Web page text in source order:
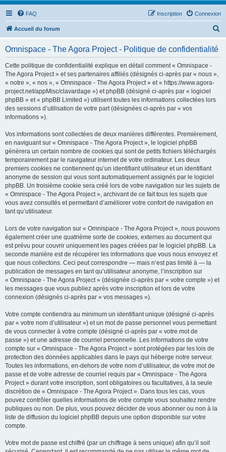
FAQ Connexion
Inscription
Accueil du forum
Omnispace - The Agora Project - Politique de confidentialité
Cette politique de confidentialité explique en détail comment « Omnispace -
The Agora Project » et ses partenaires affiliés (désignés ci-après par « nous »,
« notre », « nos », « Omnispace - The Agora Project » et « https://www.agora-
project.net/appMisc/clavardage ») et phpBB (désigné ci-après par « logiciel
phpBB » et « phpBB Limited ») utilisent toutes les informations collectées lors
des sessions d’utilisation de votre part (désignées ci-après par « vos
informations »).
Vos informations sont collectées de deux manières différentes. Premièrement,
en naviguant sur « Omnispace - The Agora Project », le logiciel phpBB
génèrera un certain nombre de cookies qui sont de petits fichiers téléchargés
temporairement par le navigateur internet de votre ordinateur. Les deux
premiers cookies ne contiennent qu’un identifiant utilisateur et un identifiant
anonyme de session qui vous sont automatiquement assignés par le logiciel
phpBB. Un troisième cookie sera créé lors de votre navigation sur les sujets de
« Omnispace - The Agora Project », archivant de ce fait tous les sujets que
vous avez consultés et permettant d’améliorer votre confort de navigation en
tant qu’utilisateur.
Lors de votre navigation sur « Omnispace - The Agora Project », nous pouvons
également créer une quatrième sorte de cookies, externes au document qui
est prévu pour couvrir uniquement les pages créées par le logiciel phpBB. La
seconde manière est de récupérer les informations que vous nous envoyez et
que nous collectons. Ceci peut correspondre — mais n’est pas limité à — la
publication de messages en tant qu’utilisateur anonyme, l’inscription sur
« Omnispace - The Agora Project » (désignée ci-après par « votre compte ») et
les messages que vous publiez après votre inscription et lors de votre
connexion (désignés ci-après par « vos messages »).
Votre compte contiendra au minimum un identifiant unique (désigné ci-après
par « votre nom d’utilisateur ») et un mot de passe personnel vous permettant
de vous connecter à votre compte (désigné ci-après par « votre mot de
passe ») et une adresse de courriel personnelle. Les informations de votre
compte sur « Omnispace - The Agora Project » sont protégées par les lois de
protection des données applicables dans le pays qui héberge notre serveur.
Toutes les informations, en-dehors de votre nom d’utilisateur, de votre mot de
passe et de votre adresse de courriel requis par « Omnispace - The Agora
Project » durant votre inscription, sont obligatoires ou facultatives, à la seule
discrétion de « Omnispace - The Agora Project ». Dans tous les cas, vous
pouvez contrôler quelles informations de votre compte vous souhaitez rendre
publiques ou non. De plus, vous pouvez décider de vous abonner ou non à la
liste de diffusion du logiciel phpBB depuis une option disponible sur votre
compte.
Votre mot de passe est chiffré (par un chiffrage à sens unique) afin qu’il soit